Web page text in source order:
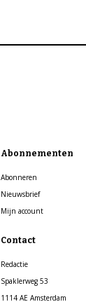
Abonnementen
Abonneren
Nieuwsbrief
Mijn account
Contact
Redactie
Spaklerweg 53
1114 AE Amsterdam